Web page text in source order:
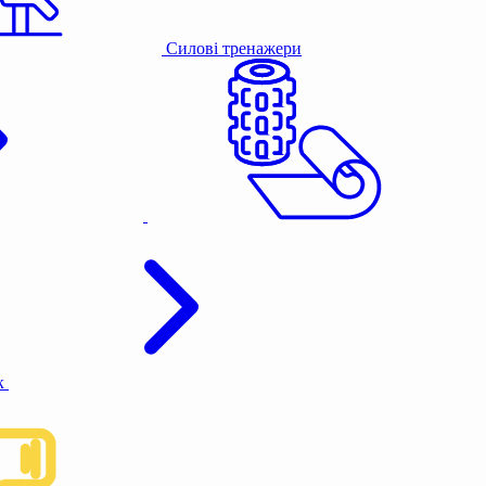
Силові тренажери